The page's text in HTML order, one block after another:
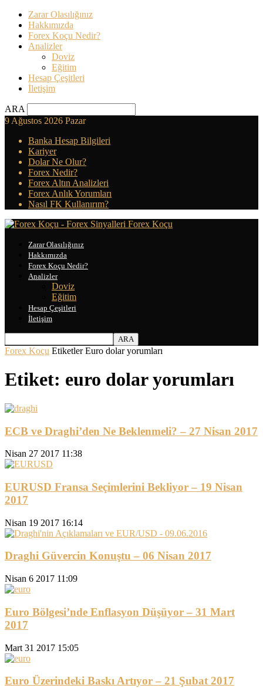
Zarar Olasılığınız
Hakkımızda
Forex Koçu Nedir?
Analizler
Doviz
Eğitim
Hesap Çeşitleri
İletişim
ARA
9 Ağustos 2026 Pazar
Banka Hesap Bilgileri
Kariyer
Dolar Ne Olur?
Forex Nedir?
Forex Altın Analizleri
Forex Anlık Yorumları
Nasıl FK Kullanırım?
Forex Koçu
Zarar Olasılığınız
Hakkımızda
Forex Koçu Nedir?
Analizler
Doviz
Eğitim
Hesap Çeşitleri
İletişim
Forex Koçu Etiketler Euro dolar yorumları
Etiket: euro dolar yorumları
ECB ve Draghi’den Ne Beklenmeli? – 27 Nisan 2017
Nisan 27 2017 11:38
EURUSD Fransa Seçimlerini Bekliyor – 19 Nisan
2017
Nisan 19 2017 16:14
Draghi Güvercin Konuştu – 06 Nisan 2017
Nisan 6 2017 11:09
Euro Bölgesi’nde Enflasyon Düşüyor – 31 Mart
2017
Mart 31 2017 15:05
Euro Üzerindeki Baskı Artıyor – 21 Şubat 2017